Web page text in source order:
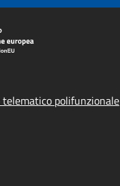
polifunzionale